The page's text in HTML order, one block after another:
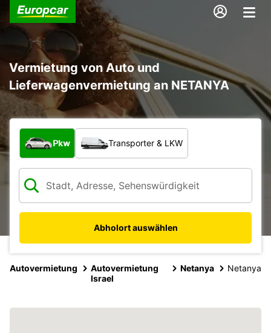
Vermietung von Auto und
Lieferwagenvermietung an NETANYA
Welche Art von Fahrzeug?
Pkw Transporter & LKW
Abholort auswählen
Autovermietung
Autovermietung
Israel
Netanya Netanya